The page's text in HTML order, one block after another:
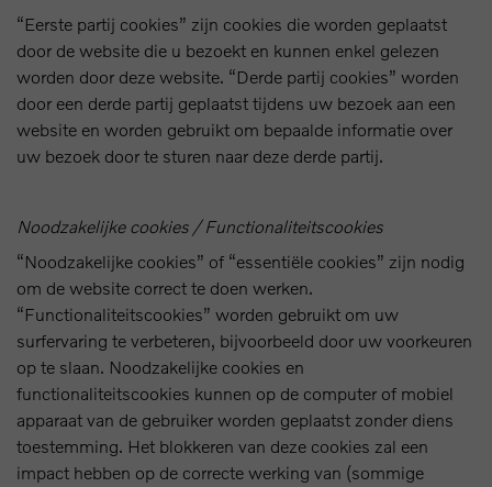
“Eerste partij cookies” zijn cookies die worden geplaatst
door de website die u bezoekt en kunnen enkel gelezen
worden door deze website. “Derde partij cookies” worden
door een derde partij geplaatst tijdens uw bezoek aan een
website en worden gebruikt om bepaalde informatie over
uw bezoek door te sturen naar deze derde partij.
Noodzakelijke cookies / Functionaliteitscookies
“Noodzakelijke cookies” of “essentiële cookies” zijn nodig
om de website correct te doen werken.
“Functionaliteitscookies” worden gebruikt om uw
surfervaring te verbeteren, bijvoorbeeld door uw voorkeuren
op te slaan. Noodzakelijke cookies en
functionaliteitscookies kunnen op de computer of mobiel
apparaat van de gebruiker worden geplaatst zonder diens
toestemming. Het blokkeren van deze cookies zal een
impact hebben op de correcte werking van (sommige